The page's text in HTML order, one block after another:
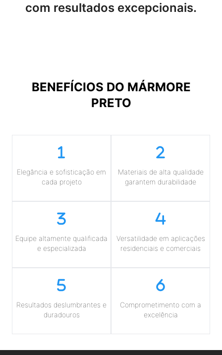
com resultados excepcionais.
BENEFÍCIOS DO MÁRMORE
PRETO
Elegância e sofisticação em
cada projeto
Materiais de alta qualidade
garantem durabilidade
Equipe altamente qualificada
e especializada
Versatilidade em aplicações
residenciais e comerciais
Resultados deslumbrantes e
duradouros
Comprometimento com a
excelência